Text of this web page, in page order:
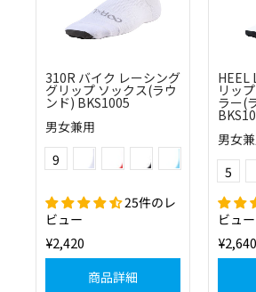
310R バイク レーシング
グリップ ソックス(ラウ
ンド) BKS1005
男女兼用
Color
9
(25)ネイビー(41)ベリーピンク
(51)フラッシュイエロー
(57)フラッシュオレンジ
(60)グリーン
25件のレ
ビュー
¥2,420
商品詳細
HEEL
リッ
ラー(
男女
Color
5
(51)フ
ビュー
¥2,640